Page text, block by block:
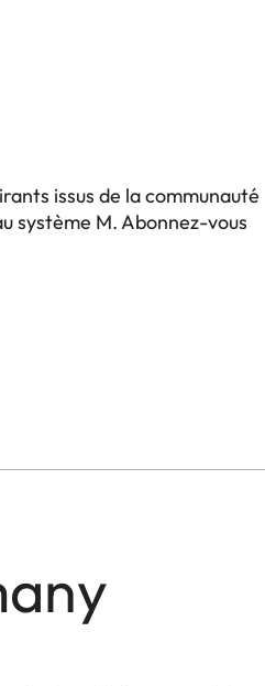
issus de la communauté
système M. Abonnez-vous